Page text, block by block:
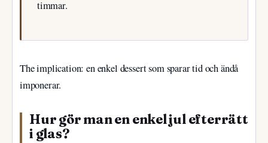
timmar.
The implication: en enkel dessert som sparar tid och ändå
imponerar.
Hur gör man en enkel jul efterrätt
i glas?